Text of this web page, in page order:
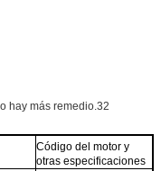
hay más remedio.32
Código del motor y
otras especificaciones